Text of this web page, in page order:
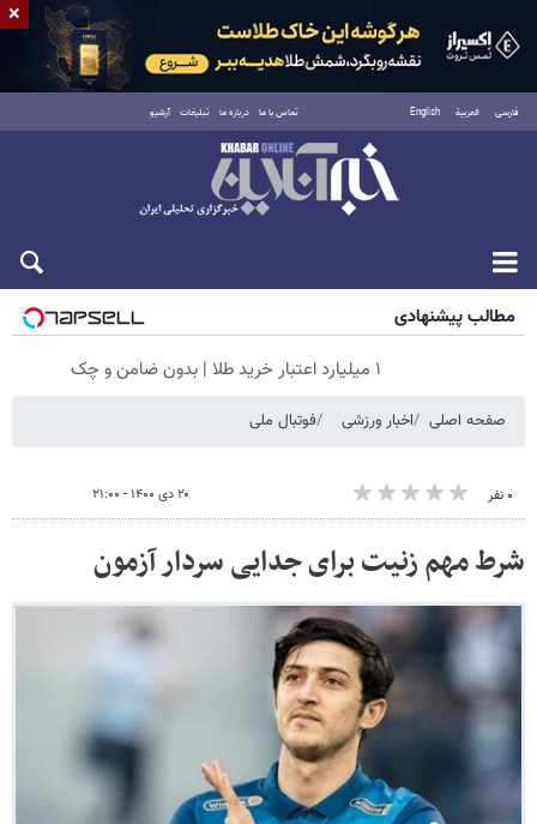
فارسی العربية English تماس با ما درباره ما تبلیغات آرشیو
جمعه ۱۶ مرداد ۱۴۰۵
مطالب پیشنهادی
۱ میلیارد اعتبار خرید طلا | بدون ضامن و چک
صفحه اصلی اخبار ورزشی فوتبال ملی
۰ نفر ۲۰ دی ۱۴۰۰ - ۲۱:۰۰
شرط مهم زنیت برای جدایی سردار آزمون
×